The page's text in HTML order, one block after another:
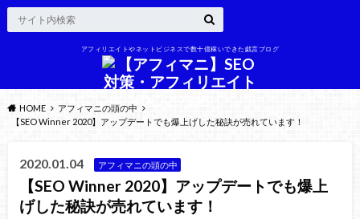
アフィリエイトやネットビジネスで数十億稼いできた戯言ブログ
HOME
アフィマニの頭の中
【SEO Winner 2020】アップデートでも爆上げした秘訣が売れています！
2020.01.04 アフィマニの頭の中
【SEO Winner 2020】アップデートでも爆上
げした秘訣が売れています！